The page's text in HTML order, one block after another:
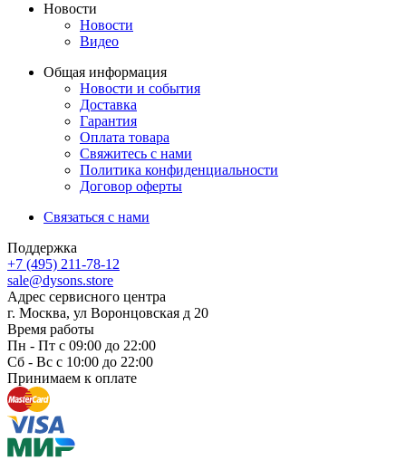
Новости
Новости
Видео
Общая информация
Новости и события
Доставка
Гарантия
Оплата товара
Свяжитесь с нами
Политика конфиденциальности
Договор оферты
Связаться с нами
Поддержка
+7 (495) 211-78-12
sale@dysons.store
Адрес сервисного центра
г. Москва, ул Воронцовская д 20
Время работы
Пн - Пт с 09:00 до 22:00
Сб - Вс с 10:00 до 22:00
Принимаем к оплате